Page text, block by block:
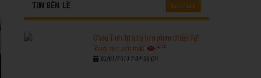
TIN BÊN LỀ Đọc thêm
Châu Tinh Trì hứa hẹn phim chiếu Tết
'cười ra nước mắt'
6770
03/01/2019 2:04:06 CH